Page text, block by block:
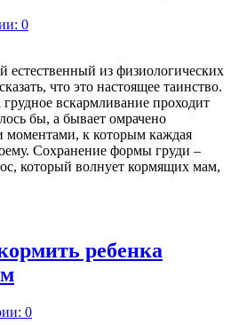
0
естественный из физиологических
что это настоящее таинство.
вскармливание проходит
бы, а бывает омрачено
к которым каждая
Сохранение формы груди –
который волнует кормящих мам,
ребенка
0